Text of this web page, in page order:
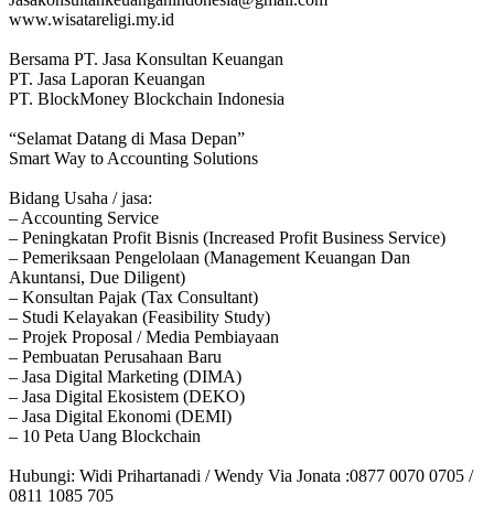
www.wisatareligi.my.id
Bersama PT. Jasa Konsultan Keuangan
PT. Jasa Laporan Keuangan
PT. BlockMoney Blockchain Indonesia
“Selamat Datang di Masa Depan”
Smart Way to Accounting Solutions
Bidang Usaha / jasa:
– Accounting Service
– Peningkatan Profit Bisnis (Increased Profit Business Service)
– Pemeriksaan Pengelolaan (Management Keuangan Dan
Akuntansi, Due Diligent)
– Konsultan Pajak (Tax Consultant)
– Studi Kelayakan (Feasibility Study)
– Projek Proposal / Media Pembiayaan
– Pembuatan Perusahaan Baru
– Jasa Digital Marketing (DIMA)
– Jasa Digital Ekosistem (DEKO)
– Jasa Digital Ekonomi (DEMI)
– 10 Peta Uang Blockchain
Hubungi: Widi Prihartanadi / Wendy Via Jonata :0877 0070 0705 /
0811 1085 705